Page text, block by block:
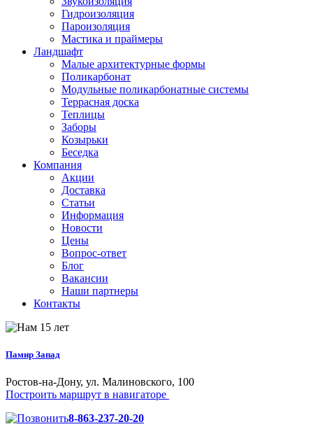
Гидроизоляция
Пароизоляция
Мастика и праймеры
Ландшафт
Малые архитектурные формы
Поликарбонат
Модульные поликарбонатные системы
Террасная доска
Теплицы
Заборы
Козырьки
Беседка
Компания
Акции
Доставка
Статьи
Информация
Новости
Цены
Вопрос-ответ
Блог
Вакансии
Наши партнеры
Контакты
Памир Запад
Ростов-на-Дону, ул. Малиновского, 100
Построить маршрут в навигаторе
8-863-237-20-20